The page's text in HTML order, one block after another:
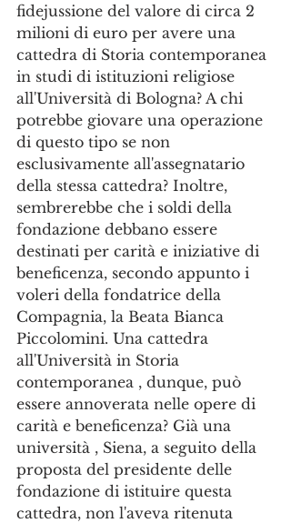
fidejussione del valore di circa 2
milioni di euro per avere una
cattedra di Storia contemporanea
in studi di istituzioni religiose
all'Università di Bologna? A chi
potrebbe giovare una operazione
di questo tipo se non
esclusivamente all'assegnatario
della stessa cattedra? Inoltre,
sembrerebbe che i soldi della
fondazione debbano essere
destinati per carità e iniziative di
beneficenza, secondo appunto i
voleri della fondatrice della
Compagnia, la Beata Bianca
Piccolomini. Una cattedra
all'Università in Storia
contemporanea , dunque, può
essere annoverata nelle opere di
carità e beneficenza? Già una
università , Siena, a seguito della
proposta del presidente delle
fondazione di istituire questa
cattedra, non l'aveva ritenuta